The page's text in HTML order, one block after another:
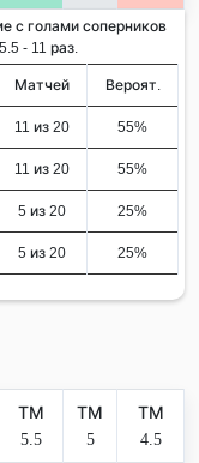
с голами соперников
- 11 раз.
Матчей Вероят.
11 из 20 55%
11 из 20 55%
5 из 20 25%
5 из 20 25%
ТМ
5.5
ТМ
5
ТМ
4.5